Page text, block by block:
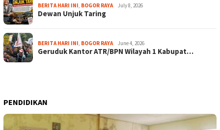
BERITA HARI INI BOGOR RAYA July 8, 2026
Dewan Unjuk Taring
BERITA HARI INI BOGOR RAYA June 4, 2026
Geruduk Kantor ATR/BPN Wilayah 1 Kabupat…
PENDIDIKAN